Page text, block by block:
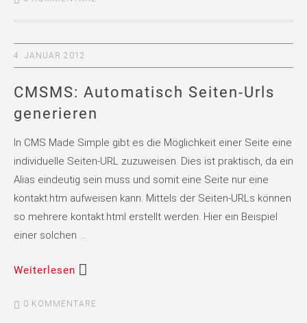
4. JANUAR 2012
CMSMS: Automatisch Seiten-Urls
generieren
In CMS Made Simple gibt es die Möglichkeit einer Seite eine
individuelle Seiten-URL zuzuweisen. Dies ist praktisch, da ein
Alias eindeutig sein muss und somit eine Seite nur eine
kontakt.htm aufweisen kann. Mittels der Seiten-URLs können
so mehrere kontakt.html erstellt werden. Hier ein Beispiel
einer solchen …
Weiterlesen
0 KOMMENTARE